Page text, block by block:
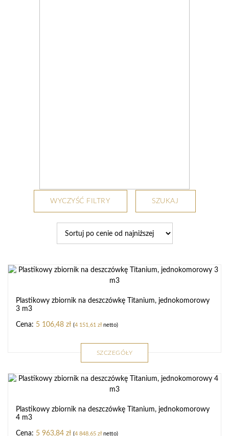
WYCZYŚĆ FILTRY SZUKAJ
Plastikowy zbiornik na deszczówkę Titanium, jednokomorowy
3 m3
5 106,48 zł (4 151,61 złnetto)
SZCZEGÓŁY
Plastikowy zbiornik na deszczówkę Titanium, jednokomorowy
4 m3
5 963,84 zł (4 848,65 złnetto)